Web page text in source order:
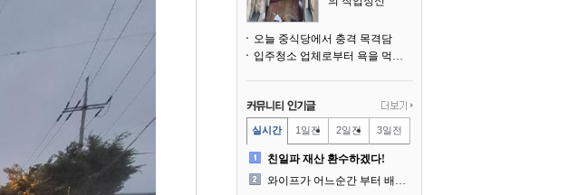
오늘 중식당에서 충격 목격담
입주청소 업체로부터 욕을 먹고 있습니다
실시간 1일전 2일전 3일전
친일파 재산 환수하겠다!
와이프가 어느순간 부터 배달..